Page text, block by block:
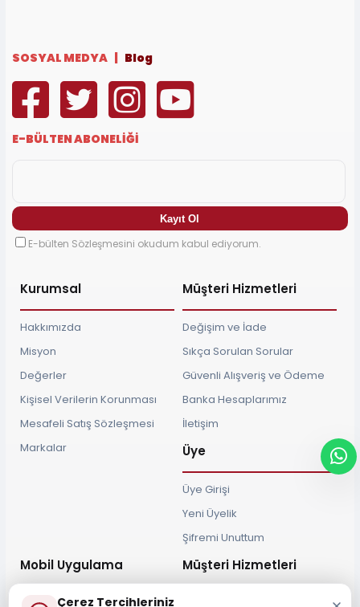
SOSYAL MEDYA | Blog
E-BÜLTEN ABONELİĞİ
E-bülten Sözleşmesini okudum kabul ediyorum.
Kurumsal
Hakkımızda
Misyon
Değerler
Kişisel Verilerin Korunması
Mesafeli Satış Sözleşmesi
Markalar
Müşteri Hizmetleri
Değişim ve İade
Sıkça Sorulan Sorular
Güvenli Alışveriş ve Ödeme
Banka Hesaplarımız
İletişim
Üye
Üye Girişi
Yeni Üyelik
Şifremi Unuttum
Mobil Uygulama Müşteri Hizmetleri
Çerez Tercihleriniz